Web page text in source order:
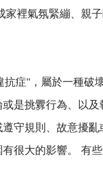
裡氣氛緊繃、親
症"，屬於一種破
是挑釁行為、以
守規則、故意擾
很大的影響。 有